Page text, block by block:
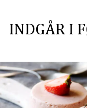
INDGÅR I